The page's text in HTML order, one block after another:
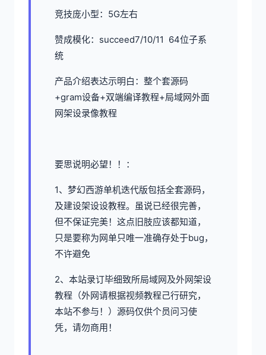
竞技庞小型：5G左右
赞成模化：succeed7/10/11 64位子系
统
产品介绍表达示明白：整个套源码
+gram设备+双端编译教程+局域网外面
网架设录像教程
要思说明必望！！：
1、 梦幻西游单机迭代版包括全套源码，
及建设架设设教程。虽说已经很完善，
但不保证完美！这点旧肢应该都知道，
只是要称为网单只唯一准确存处于bug，
不许避免
2、本站录订毕细致所局域网及外网架设
教程（外网请根据视频教程己行研究，
本站不参与！）源码仅供个员问习使
凭，请勿商用！